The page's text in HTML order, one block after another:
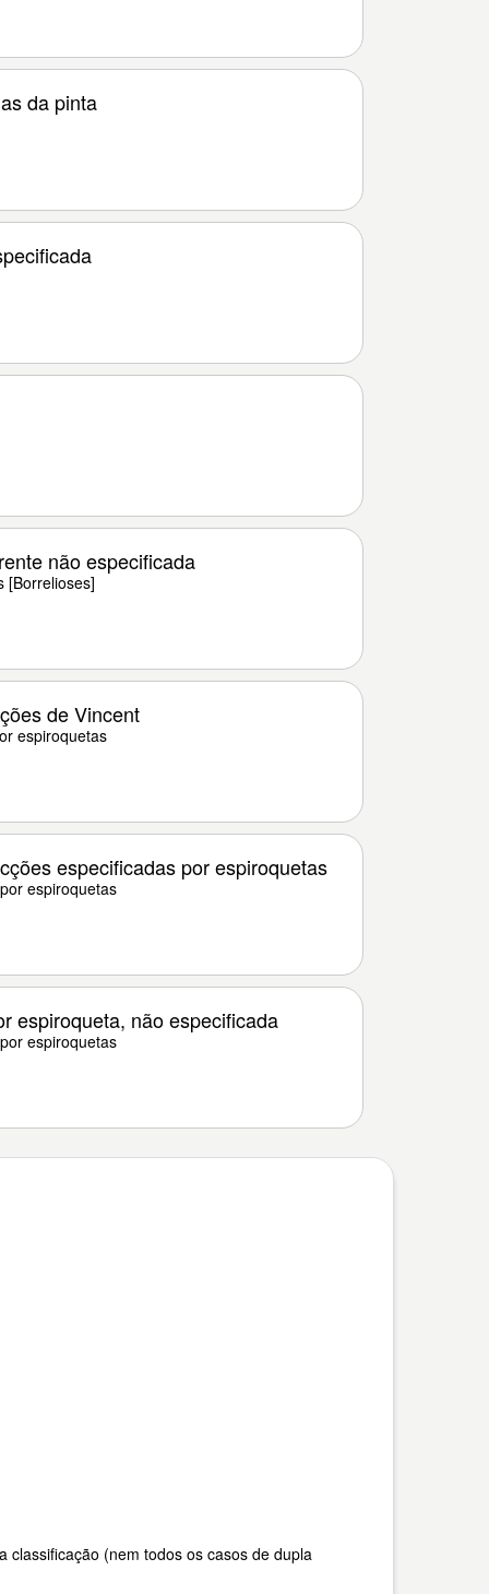
da pinta
não especificada
[Borrelioses]
de Vincent
espiroquetas
especificadas por espiroquetas
espiroquetas
espiroqueta, não especificada
espiroquetas
classificação (nem todos os casos de dupla